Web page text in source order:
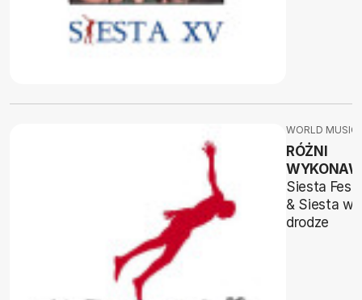
WORLD MUSIC
RÓŻNI
Siesta
& Siesta w
drodze